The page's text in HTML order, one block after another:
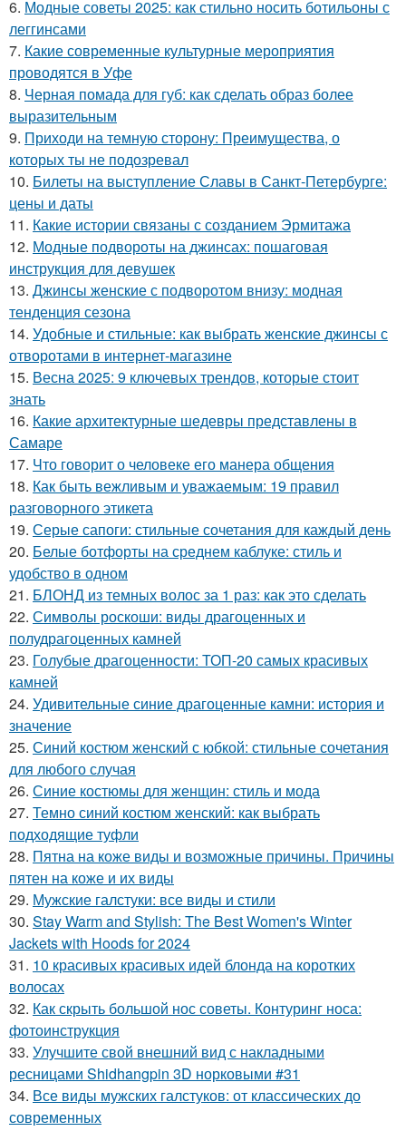
6. Модные советы 2025: как стильно носить ботильоны с
леггинсами
7. Какие современные культурные мероприятия
проводятся в Уфе
8. Черная помада для губ: как сделать образ более
выразительным
9. Приходи на темную сторону: Преимущества, о
которых ты не подозревал
10. Билеты на выступление Славы в Санкт-Петербурге:
цены и даты
11. Какие истории связаны с созданием Эрмитажа
12. Модные подвороты на джинсах: пошаговая
инструкция для девушек
13. Джинсы женские с подворотом внизу: модная
тенденция сезона
14. Удобные и стильные: как выбрать женские джинсы с
отворотами в интернет-магазине
15. Весна 2025: 9 ключевых трендов, которые стоит
знать
16. Какие архитектурные шедевры представлены в
Самаре
17. Что говорит о человеке его манера общения
18. Как быть вежливым и уважаемым: 19 правил
разговорного этикета
19. Серые сапоги: стильные сочетания для каждый день
20. Белые ботфорты на среднем каблуке: стиль и
удобство в одном
21. БЛОНД из темных волос за 1 раз: как это сделать
22. Символы роскоши: виды драгоценных и
полудрагоценных камней
23. Голубые драгоценности: ТОП-20 самых красивых
камней
24. Удивительные синие драгоценные камни: история и
значение
25. Синий костюм женский с юбкой: стильные сочетания
для любого случая
26. Синие костюмы для женщин: стиль и мода
27. Темно синий костюм женский: как выбрать
подходящие туфли
28. Пятна на коже виды и возможные причины. Причины
пятен на коже и их виды
29. Мужские галстуки: все виды и стили
30. Stay Warm and Stylish: The Best Women's Winter
Jackets with Hoods for 2024
31. 10 красивых красивых идей блонда на коротких
волосах
32. Как скрыть большой нос советы. Контуринг носа:
фотоинструкция
33. Улучшите свой внешний вид с накладными
ресницами Shidhangpin 3D норковыми #31
34. Все виды мужских галстуков: от классических до
современных